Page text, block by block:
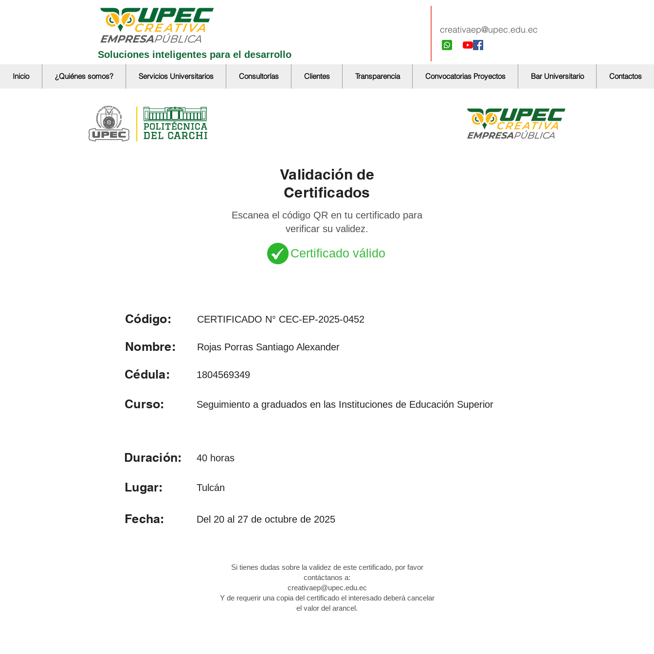
Soluciones inteligentes para el desarrollo
creativaep@upec.edu.ec
Inicio ¿Quiénes somos? Servicios Universitarios Consultorías Clientes Transparencia Convocatorias Proyectos Bar Universitario Contactos
Validación de
Certificados
Escanea el código QR en tu certificado para
verificar su validez.
Certificado válido
Código: CERTIFICADO N° CEC-EP-2025-0452
Nombre: Rojas Porras Santiago Alexander
Cédula: 1804569349
Curso: Seguimiento a graduados en las Instituciones de Educación Superior
Duración: 40 horas
Lugar: Tulcán
Fecha: Del 20 al 27 de octubre de 2025
Si tienes dudas sobre la validez de este certificado, por favor
contáctanos a:
creativaep@upec.edu.ec
Y de requerir una copia del certificado el interesado deberá cancelar
el valor del arancel.